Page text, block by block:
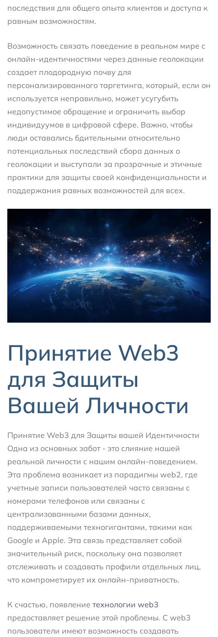
последствия для общего опыта клиентов и доступа к
равным возможностям.
Возможность связать поведение в реальном мире с
онлайн-идентичностями через данные геолокации
создает плодородную почву для
персонализированного таргетинга, который, если он
используется неправильно, может усугубить
недопустимое обращение и ограничить выбор
индивидуумов в цифровой сфере. Важно, чтобы
люди оставались бдительными относительно
потенциальных последствий сбора данных о
геолокации и выступали за прозрачные и этичные
практики для защиты своей конфиденциальности и
поддержания равных возможностей для всех.
Принятие Web3
для Защиты
Вашей Личности
Принятие Web3 для Защиты вашей Идентичности
Одна из основных забот - это слияние нашей
реальной личности с нашим онлайн-поведением.
Эта проблема возникает из парадигмы web2, где
учетные записи пользователей часто связаны с
номерами телефонов или связаны с
централизованными базами данных,
поддерживаемыми техногигантами, такими как
Google и Apple. Эта связь представляет собой
значительный риск, поскольку она позволяет
отслеживать и создавать профили отдельных лиц,
что компрометирует их онлайн-приватность.
К счастью, появление технологии web3
предоставляет решение этой проблемы. С web3
пользователи имеют возможность создавать